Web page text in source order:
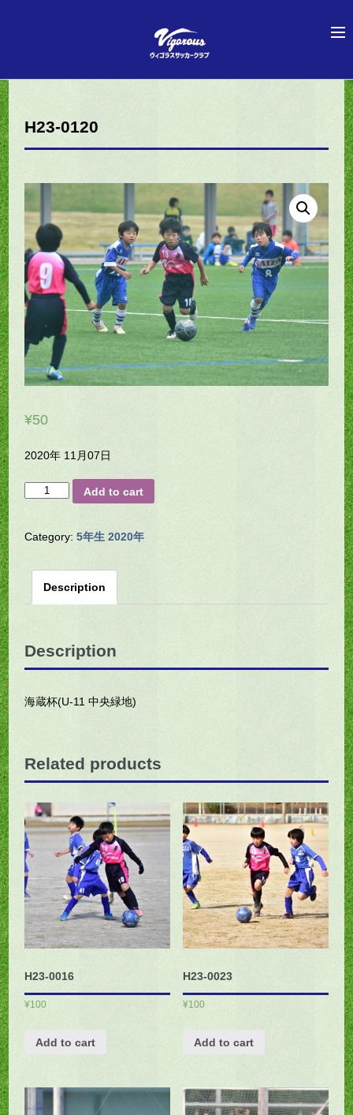
H23-0120
¥50
2020年 11月07日
H23-
quantity
Add to cart
Category:5年生 2020年
Description
Description
海蔵杯(U-11 中央緑地)
Related products
H23-0016
¥100
Add to cart
H23-0023
¥100
Add to cart